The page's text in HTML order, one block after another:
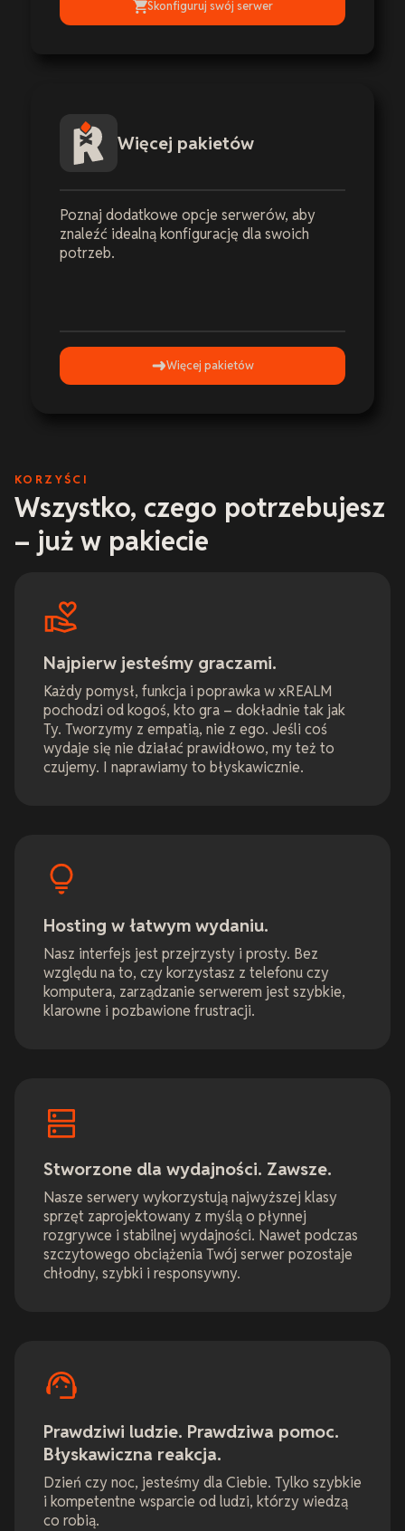
Skonfiguruj swój serwer
Więcej pakietów
Poznaj dodatkowe opcje serwerów, aby
znaleźć idealną konfigurację dla swoich
potrzeb.
Więcej pakietów
KORZYŚCI
Wszystko, czego potrzebujesz
– już w pakiecie
Najpierw jesteśmy graczami.
Każdy pomysł, funkcja i poprawka w xREALM
pochodzi od kogoś, kto gra – dokładnie tak jak
Ty. Tworzymy z empatią, nie z ego. Jeśli coś
wydaje się nie działać prawidłowo, my też to
czujemy. I naprawiamy to błyskawicznie.
Hosting w łatwym wydaniu.
Nasz interfejs jest przejrzysty i prosty. Bez
względu na to, czy korzystasz z telefonu czy
komputera, zarządzanie serwerem jest szybkie,
klarowne i pozbawione frustracji.
Stworzone dla wydajności. Zawsze.
Nasze serwery wykorzystują najwyższej klasy
sprzęt zaprojektowany z myślą o płynnej
rozgrywce i stabilnej wydajności. Nawet podczas
szczytowego obciążenia Twój serwer pozostaje
chłodny, szybki i responsywny.
Prawdziwi ludzie. Prawdziwa pomoc.
Błyskawiczna reakcja.
Dzień czy noc, jesteśmy dla Ciebie. Tylko szybkie
i kompetentne wsparcie od ludzi, którzy wiedzą
co robią.